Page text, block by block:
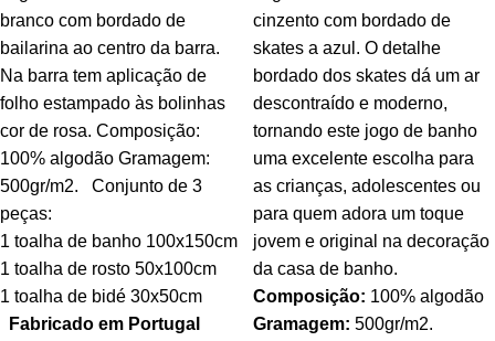
branco com bordado de
bailarina ao centro da barra.
Na barra tem aplicação de
folho estampado às bolinhas
cor de rosa. Composição:
100% algodão Gramagem:
500gr/m2. Conjunto de 3
peças:
1 toalha de banho 100x150cm
1 toalha de rosto 50x100cm
1 toalha de bidé 30x50cm
Fabricado em Portugal
cinzento com bordado de
skates a azul. O detalhe
bordado dos skates dá um ar
descontraído e moderno,
tornando este jogo de banho
uma excelente escolha para
as crianças, adolescentes ou
para quem adora um toque
jovem e original na decoração
da casa de banho.
Composição: 100% algodão
Gramagem: 500gr/m2.